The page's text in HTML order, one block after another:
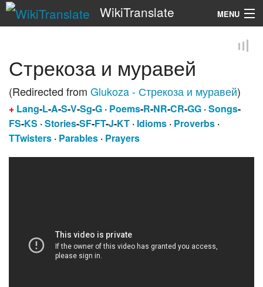
WikiTranslate MENU
Стрекоза и муравей
(Redirected from Glukoza - Стрекоза и муравей)
+ Lang-L -A-S-V-Sg-G · Poems-R-NR-CR-GG ·Songs-
FS-KS ·Stories-SF-FT-J-KT · Idioms · Proverbs ·
TTwisters · Parables · Prayers